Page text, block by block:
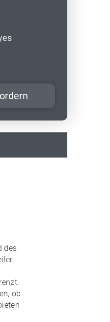
des
.
ob